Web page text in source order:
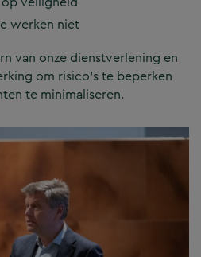
werken niet
van onze dienstverlening en
om risico’s te beperken
te minimaliseren.